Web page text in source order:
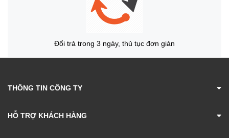
Đổi trả trong 3 ngày, thủ tục đơn giản
THÔNG TIN CÔNG TY
HỖ TRỢ KHÁCH HÀNG